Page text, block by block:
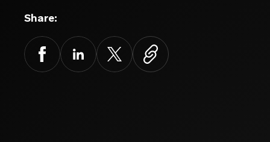
Agence créative dédiée aux marques
premium et maisons de luxe
Share:
FacebookLinkedIn
X